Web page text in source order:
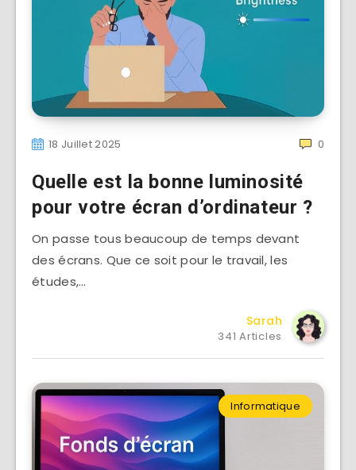
18 Juillet 2025 0
Quelle est la bonne luminosité
pour votre écran d’ordinateur ?
On passe tous beaucoup de temps devant
des écrans. Que ce soit pour le travail, les
études,…
Sarah
341 Articles
Informatique